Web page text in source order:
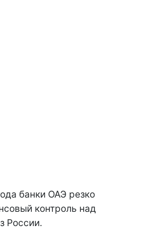
банки ОАЭ резко
контроль над
России.